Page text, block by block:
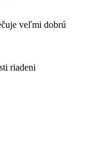
veľmi dobrú
riadeni